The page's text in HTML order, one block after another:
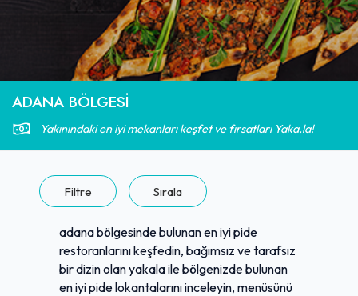
ADANA BÖLGESI
Yakınındaki en iyi mekanları keşfet ve fırsatları Yaka.la!
Filtre Sırala
adana bölgesinde bulunan en iyi pide
restoranlarını keşfedin, bağımsız ve tarafsız
bir dizin olan yakala ile bölgenizde bulunan
en iyi pide lokantalarını inceleyin, menüsünü